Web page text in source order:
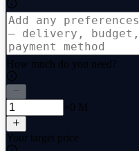
How much do you need?
×0 M
Your target price